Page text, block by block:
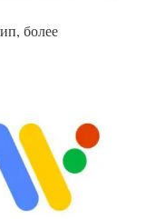
более